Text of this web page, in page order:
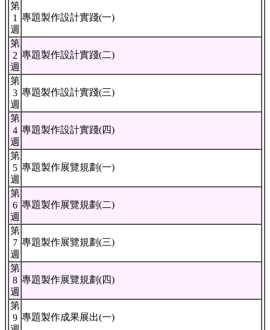
第
1
週
專題製作設計實踐(一)
第
2
週
專題製作設計實踐(二)
第
3
週
專題製作設計實踐(三)
第
4
週
專題製作設計實踐(四)
第
5
週
專題製作展覽規劃(一)
第
6
週
專題製作展覽規劃(二)
第
7
週
專題製作展覽規劃(三)
第
8
週
專題製作展覽規劃(四)
第
9 專題製作成果展出(一)